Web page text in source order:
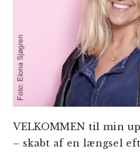
VELKOMMEN til min
– skabt af en længsel